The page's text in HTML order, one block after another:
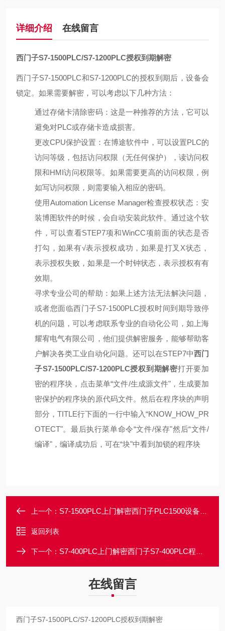
详细介绍 在线留言
西门子S7-1500PLC/S7-1200PLC授权到期解密
西门子S7-1500PLC和S7-1200PLC的授权到期后，设备会
锁定。如果需要解密，可以考虑以下几种方法：
通过存储卡清除密码：这是一种推荐的方法，它可以
避免对PLC或存储卡造成损害。
更改CPU保护设置：在博途软件中，可以设置PLC的
访问等级，包括访问权限（无任何保护），读访问权
限和HMI访问权限等。如果需要更高的访问权限，例
如写访问权限，则需要输入相应的密码。
使用Automation License Manager检查授权状态：安
装博图软件的时候，会自动安装此软件。通过这个软
件，可以查看STEP7项和WinCC项前面的状态是否
打勾，如果有√表示授权成功，如果是打叉X状态，
表示授权失败，如果是一个时钟状态，表示授权有有
效期。
寻求专业公司的帮助：如果上述方法无法解决问题，
或者您面临西门子S7-1500PLC授权时间到期导致停
机的问题，可以考虑联系专业的自动化公司，如上海
耀宥电气有限公司，他们提供解密服务，能够帮助客
户解决各类工业自动化问题。 还可以在STEP7中西门
子S7-1500PLC/S7-1200PLC授权到期解密打开要加
密的程序块，点击菜单“文件/生成源文件"，生成要加
密保护的程序块的原代码文件。然后在程序块的声明
部分，TITLE行下面的一行中输入“KNOW_HOW_PR
OTECT"。最后执行菜单命令“文件/保存"然后“文件/
编译"，编译成功后，可在“块"中看到加锁的程序块
上一个： S7-1500PLC上门解密西门子PLC1500设备授权到期锁机密码解密
返回列表
下一个： S7-400PLC上门解密西门子S7-400PLC程序密码解密/直接解出密码
在线留言